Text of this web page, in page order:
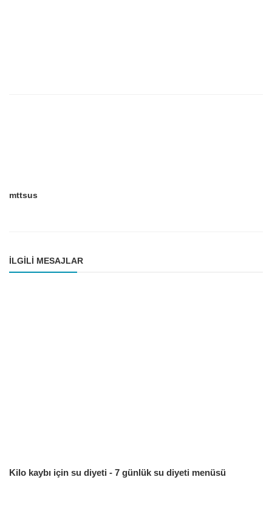
mttsus
İLGILI MESAJLAR
Kilo kaybı için su diyeti - 7 günlük su diyeti menüsü